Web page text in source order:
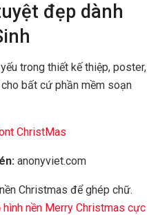
đẹp dành
trong thiết kế thiệp, poster,
bất cứ phần mềm soạn
ChristMas
anonyviet.com
Christmas để ghép chữ.
hình nền Merry Christmas cực